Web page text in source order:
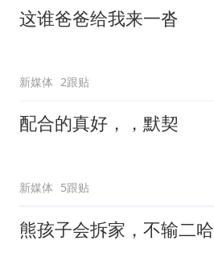
这谁爸爸给我来一沓
新媒体 2跟贴
配合的真好，，默契
新媒体 5跟贴
熊孩子会拆家，不输二哈